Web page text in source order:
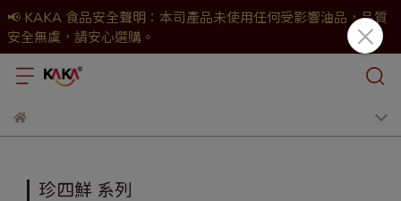
📢 KAKA 食品安全聲明：本司產品未使用任何受影響油品，品質
安全無虞，請安心選購。
珍四鮮 系列